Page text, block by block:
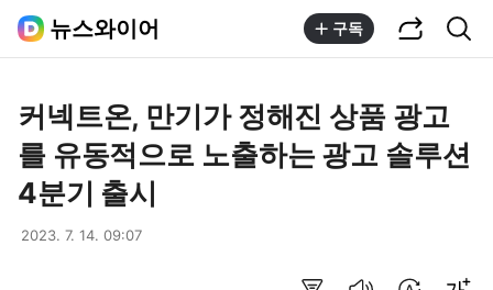
뉴스와이어 구독
커넥트온, 만기가 정해진 상품 광고
를 유동적으로 노출하는 광고 솔루션
4분기 출시
2023. 7. 14. 09:07